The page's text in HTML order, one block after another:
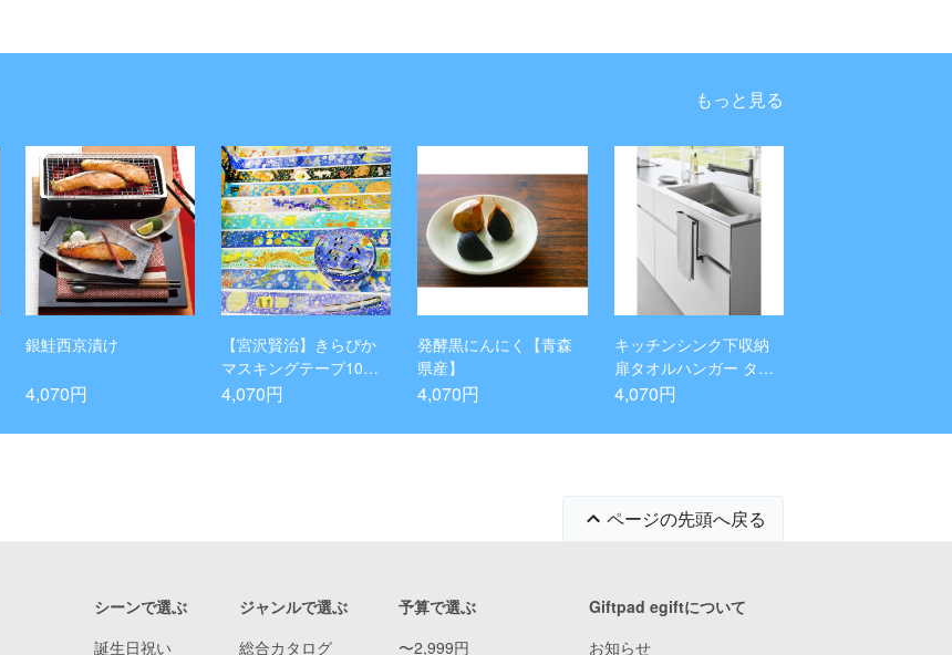
もっと見る
銀鮭西京漬け
4,070円
【宮沢賢治】きらぴか
マスキングテープ10巻
セット
4,070円
発酵黒にんにく【青森
県産】
4,070円
キッチンシンク下収納
扉タオルハンガー タワ
ー ブラック
4,070円
ページの先頭へ戻る
シーンで選ぶ
誕生日祝い
予算で選ぶ
〜2,999円
ジャンルで選ぶ
総合カタログ
Giftpad egiftについて
お知らせ